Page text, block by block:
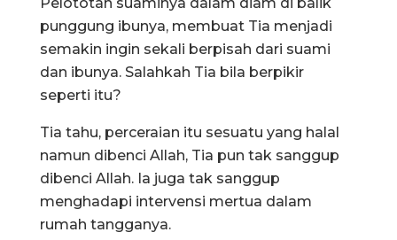
punggung ibunya, membuat Tia menjadi
semakin ingin sekali berpisah dari suami
dan ibunya. Salahkah Tia bila berpikir
seperti itu?
Tia tahu, perceraian itu sesuatu yang halal
namun dibenci Allah, Tia pun tak sanggup
dibenci Allah. Ia juga tak sanggup
menghadapi intervensi mertua dalam
rumah tangganya.